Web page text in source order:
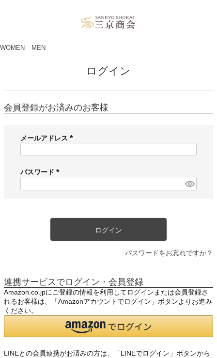
WOMEN MEN
ログイン
会員登録がお済みのお客様
メールアドレス
必
)
パスワード
必
ログイン
パスワードをお忘れですか？
連携サービスでログイン・会員登録
Amazon.co.jpにご登録の情報を利用してログインまたは会員登録さ
れるお客様は、「Amazonアカウントでログイン」ボタンよりお進み
ください。
LINEとの会員連携がお済みの方は、「LINEでログイン」ボタンから